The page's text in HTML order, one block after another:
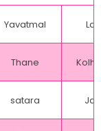
Yavatmal
Thane
satara